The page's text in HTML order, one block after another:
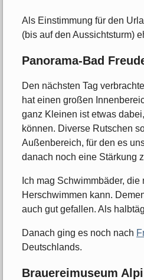
Als Einstimmung für den
(bis auf den Aussichtsturm)
Panorama-Bad
Den nächsten Tag
hat einen großen
ganz Kleinen ist etwas
können. Diverse Rutschen
Außenbereich, für den es
danach noch eine Stärkung
Ich mag Schwimmbäder,
Herschwimmen kann.
auch gut gefallen. Als
Danach ging es noch nach
Deutschlands.
Brauereimuseum